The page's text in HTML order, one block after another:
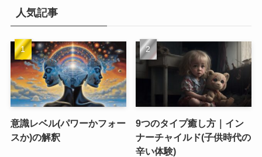
人気記事
意識レベル(パワーかフォー
スか)の解釈
9つのタイプ癒し方｜イン
ナーチャイルド(子供時代の
辛い体験)